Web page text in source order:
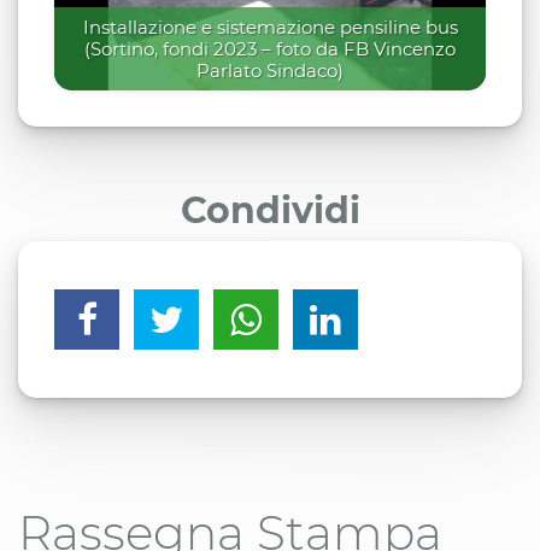
Installazione e sistemazione pensiline bus
(Sortino, fondi 2023 – foto da FB Vincenzo
Parlato Sindaco)
Condividi
Rassegna Stampa